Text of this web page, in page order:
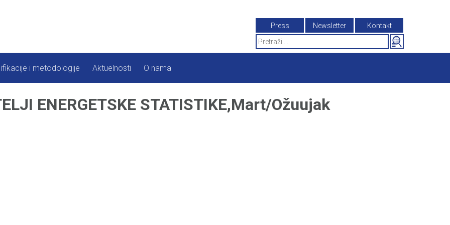
Press Newsletter
Kontakt
Search
for:
i metodologije Aktuelnosti O nama
ENERGETSKE STATISTIKE,Mart/Ožuujak